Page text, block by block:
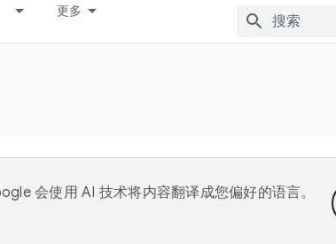
更多
会使用 AI 技术将内容翻译成您偏好的语言。